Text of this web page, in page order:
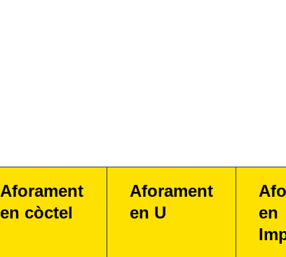
Aforament
en còctel
Aforament
en U
en